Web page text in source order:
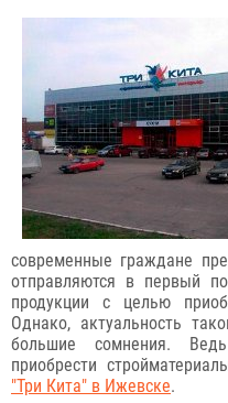
современные граждане
отправляются в первый
продукции с целью
Однако, актуальность
большие сомнения.
приобрести
"Три Кита" в Ижевске.